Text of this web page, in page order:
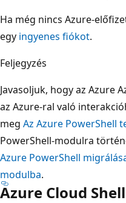
Ha még nincs Azure-
egy ingyenes fiókot.
Feljegyzés
Javasoljuk, hogy az Azure
az Azure-ral való
meg Az Azure PowerShell
PowerShell-modulra
Azure PowerShell
modulba.
Azure Cloud Shell